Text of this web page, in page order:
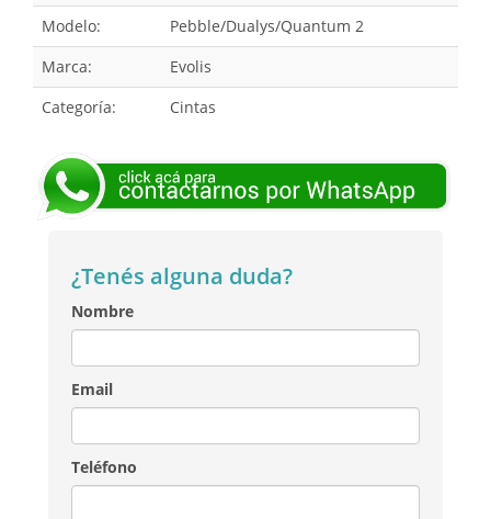
Modelo:
Pebble/Dualys/Quantum 2
Marca:
Evolis
Categoría:
Cintas
¿Tenés alguna duda?
Nombre
Email
Teléfono